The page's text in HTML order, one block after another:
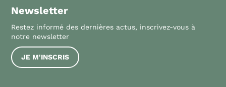
Newsletter
Restez informé des dernières actus, inscrivez-vous à
notre newsletter
JE M'INSCRIS